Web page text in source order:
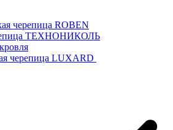
черепица ROBEN
ТЕХНОНИКОЛЬ
черепица LUXARD